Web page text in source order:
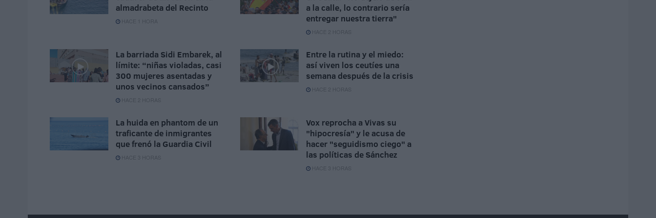
almadrabeta del Recinto
HACE 1 HORA
a la calle, lo contrario sería
entregar nuestra tierra"
HACE 2 HORAS
La barriada Sidi Embarek, al
límite: “niñas violadas, casi
300 mujeres asentadas y
unos vecinos cansados”
HACE 2 HORAS
Entre la rutina y el miedo:
así viven los ceutíes una
semana después de la crisis
HACE 2 HORAS
La huida en phantom de un
traficante de inmigrantes
que frenó la Guardia Civil
HACE 3 HORAS
Vox reprocha a Vivas su
"hipocresía" y le acusa de
hacer "seguidismo ciego" a
las políticas de Sánchez
HACE 3 HORAS